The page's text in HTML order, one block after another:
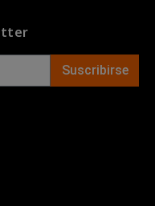
Suscribirse